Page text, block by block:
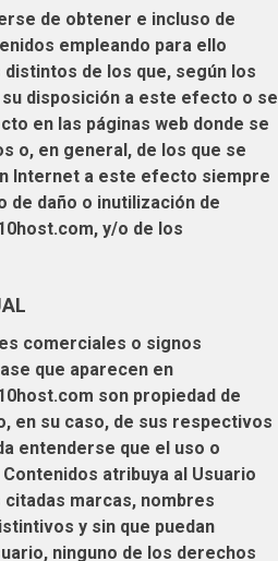
de obtener e incluso de
empleando para ello
de los que, según los
disposición a este efecto o se
en las páginas web donde se
o, en general, de los que se
Internet a este efecto siempre
de daño o inutilización de
, y/o de los
comerciales o signos
que aparecen en
son propiedad de
en su caso, de sus respectivos
entenderse que el uso o
atribuya al Usuario
marcas, nombres
y sin que puedan
, ninguno de los derechos